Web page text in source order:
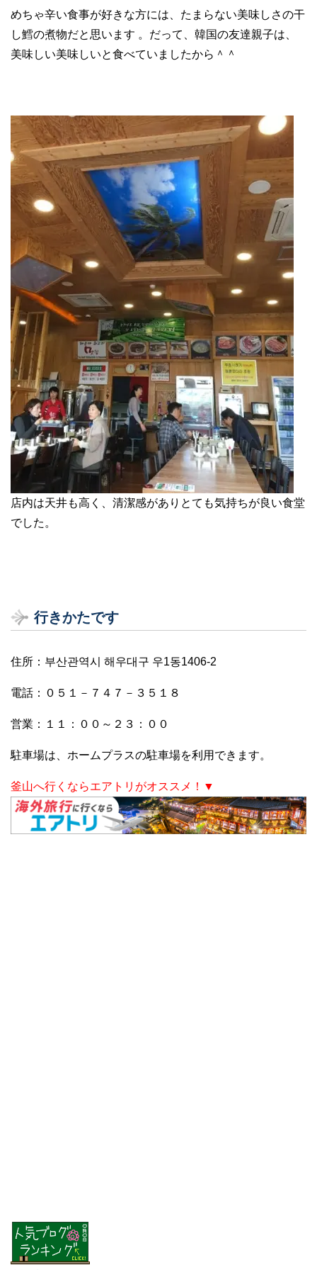
めちゃ辛い食事が好きな方には、たまらない美味しさの干
し鱈の煮物だと思います 。だって、韓国の友達親子は、
美味しい美味しいと食べていましたから＾＾
店内は天井も高く、清潔感がありとても気持ちが良い食堂
でした。
行きかたです
住所：부산관역시 해우대구 우1동1406-2
電話：０５１－７４７－３５１８
営業：１１：００～２３：００
駐車場は、ホームプラスの駐車場を利用できます。
釜山へ行くならエアトリがオススメ！▼